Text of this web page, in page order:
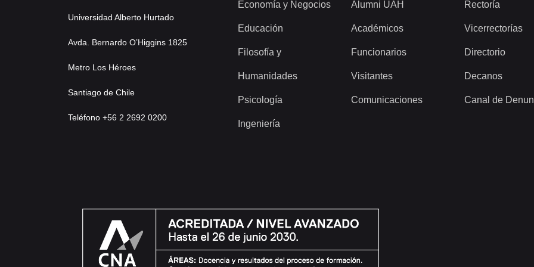
Universidad Alberto Hurtado
Avda. Bernardo O’Higgins 1825
Metro Los Héroes
Santiago de Chile
Teléfono +56 2 2692 0200
Economía y Negocios
Educación
Filosofía y
Humanidades
Psicología
Ingeniería
Alumni UAH
Académicos
Funcionarios
Visitantes
Comunicaciones
Rectoría
Vicerrectorías
Directorio
Decanos
Canal de